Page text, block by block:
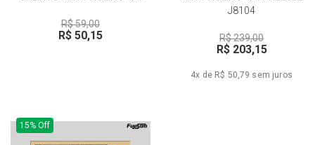
R$ 59,00
R$ 50,15
J8104
R$ 239,00
R$ 203,15
4x de R$ 50,79 sem juros
15% Off